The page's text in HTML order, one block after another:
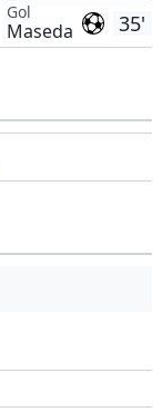
35'
Gol
Maseda